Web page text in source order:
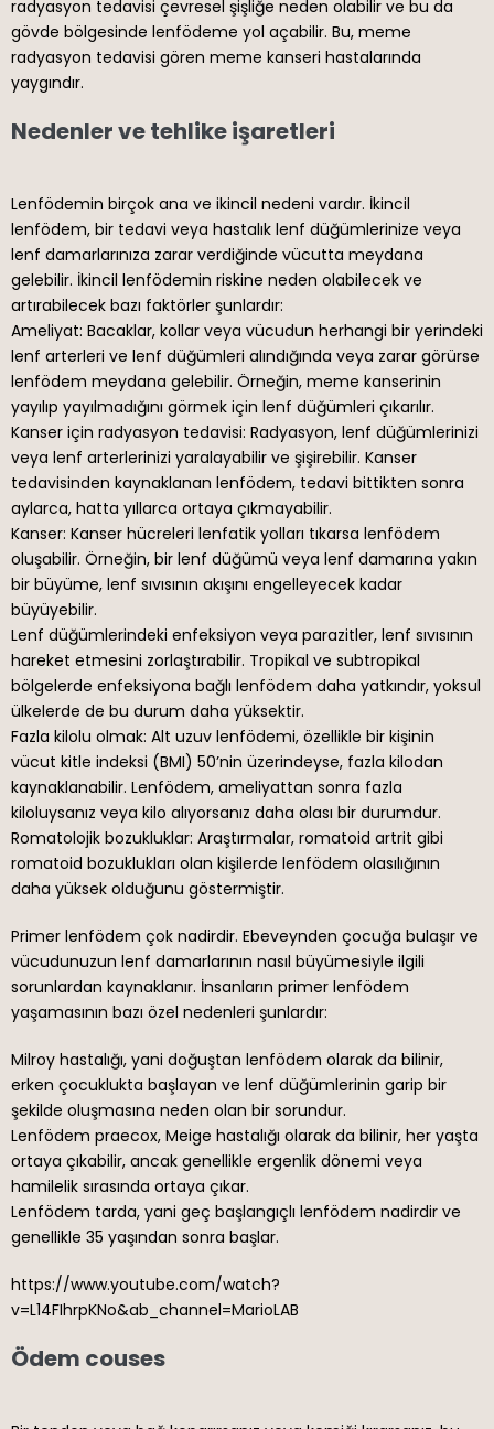
radyasyon tedavisi çevresel şişliğe neden olabilir ve bu da
gövde bölgesinde lenfödeme yol açabilir. Bu, meme
radyasyon tedavisi gören meme kanseri hastalarında
yaygındır.
Nedenler ve tehlike işaretleri
Lenfödemin birçok ana ve ikincil nedeni vardır. İkincil
lenfödem, bir tedavi veya hastalık lenf düğümlerinize veya
lenf damarlarınıza zarar verdiğinde vücutta meydana
gelebilir. İkincil lenfödemin riskine neden olabilecek ve
artırabilecek bazı faktörler şunlardır:
Ameliyat: Bacaklar, kollar veya vücudun herhangi bir yerindeki
lenf arterleri ve lenf düğümleri alındığında veya zarar görürse
lenfödem meydana gelebilir. Örneğin, meme kanserinin
yayılıp yayılmadığını görmek için lenf düğümleri çıkarılır.
Kanser için radyasyon tedavisi: Radyasyon, lenf düğümlerinizi
veya lenf arterlerinizi yaralayabilir ve şişirebilir. Kanser
tedavisinden kaynaklanan lenfödem, tedavi bittikten sonra
aylarca, hatta yıllarca ortaya çıkmayabilir.
Kanser: Kanser hücreleri lenfatik yolları tıkarsa lenfödem
oluşabilir. Örneğin, bir lenf düğümü veya lenf damarına yakın
bir büyüme, lenf sıvısının akışını engelleyecek kadar
büyüyebilir.
Lenf düğümlerindeki enfeksiyon veya parazitler, lenf sıvısının
hareket etmesini zorlaştırabilir. Tropikal ve subtropikal
bölgelerde enfeksiyona bağlı lenfödem daha yatkındır, yoksul
ülkelerde de bu durum daha yüksektir.
Fazla kilolu olmak: Alt uzuv lenfödemi, özellikle bir kişinin
vücut kitle indeksi (BMI) 50’nin üzerindeyse, fazla kilodan
kaynaklanabilir. Lenfödem, ameliyattan sonra fazla
kiloluysanız veya kilo alıyorsanız daha olası bir durumdur.
Romatolojik bozukluklar: Araştırmalar, romatoid artrit gibi
romatoid bozuklukları olan kişilerde lenfödem olasılığının
daha yüksek olduğunu göstermiştir.
Primer lenfödem çok nadirdir. Ebeveynden çocuğa bulaşır ve
vücudunuzun lenf damarlarının nasıl büyümesiyle ilgili
sorunlardan kaynaklanır. İnsanların primer lenfödem
yaşamasının bazı özel nedenleri şunlardır:
Milroy hastalığı, yani doğuştan lenfödem olarak da bilinir,
erken çocuklukta başlayan ve lenf düğümlerinin garip bir
şekilde oluşmasına neden olan bir sorundur.
Lenfödem praecox, Meige hastalığı olarak da bilinir, her yaşta
ortaya çıkabilir, ancak genellikle ergenlik dönemi veya
hamilelik sırasında ortaya çıkar.
Lenfödem tarda, yani geç başlangıçlı lenfödem nadirdir ve
genellikle 35 yaşından sonra başlar.
https://www.youtube.com/watch?
v=L14FIhrpKNo&ab_channel=MarioLAB
Ödem couses